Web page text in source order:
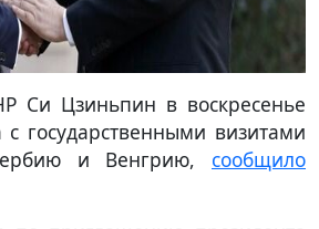
Си Цзиньпин в воскресенье
государственными визитами
и Венгрию, сообщило